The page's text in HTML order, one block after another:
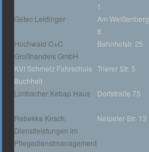
1
Getec Leidinger
Am Weißenberg
8
Hochwald C+C
Großhandels GmbH
Bahnhofstr. 25
KVI Schmelz Fahrschule
Buchheit
Trierer Str. 5
Limbacher Kebap Haus
Dorfstraße 75
Rebekka Kirsch,
Dienstleistungen im
Pflegedienstmanagement
Neipeler Str. 13